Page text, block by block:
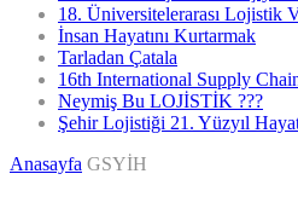
18. Üniversitelerarası Lojistik
İnsan Hayatını Kurtarmak
Tarladan Çatala
16th International Supply
Neymiş Bu LOJİSTİK ???
Şehir Lojistiği 21. Yüzyıl
Anasayfa GSYİH